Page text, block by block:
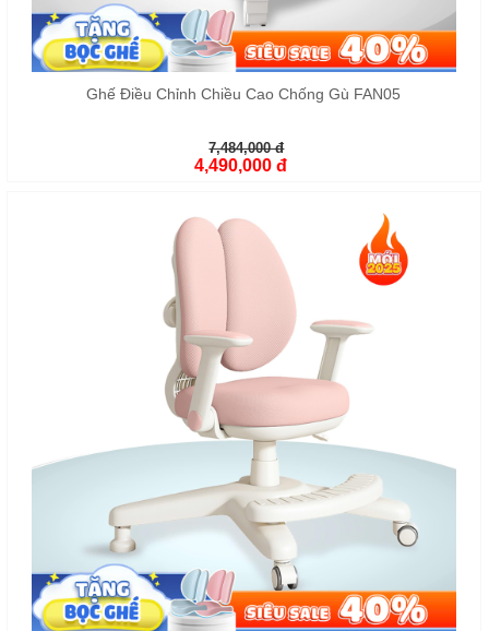
Ghế Điều Chỉnh Chiều Cao Chống Gù FAN05
7,484,000 đ
4,490,000 đ